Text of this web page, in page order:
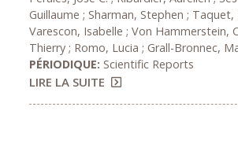
Guillaume ; Sharman, Stephen ; Taquet,
Varescon, Isabelle ; Von Hammerstein,
Thierry ; Romo, Lucia ; Grall-Bronnec,
PÉRIODIQUE:Scientific Reports
LIRE LA SUITE